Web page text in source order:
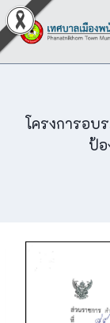
Skip
to
content
โครงการอบ
ป้